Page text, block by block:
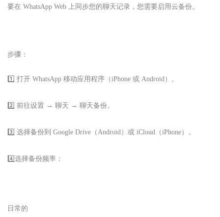
要在 WhatsApp Web 上同步您的聊天记录，您需要启用云备份。
步骤：
1️⃣ 打开 WhatsApp 移动应用程序（iPhone 或 Android）。
2️⃣ 前往设置 → 聊天 → 聊天备份。
3️⃣ 选择备份到 Google Drive（Android）或 iCloud（iPhone）。
4️⃣选择备份频率：
日常的